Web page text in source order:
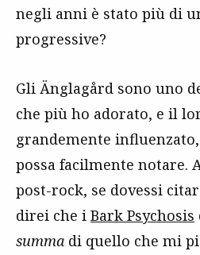
negli anni è stato più di
progressive?
Gli Änglagård sono uno
che più ho adorato, e il
grandemente
possa facilmente notare.
post-rock, se dovessi
direi che i Bark Psychosis
summa di quello che mi